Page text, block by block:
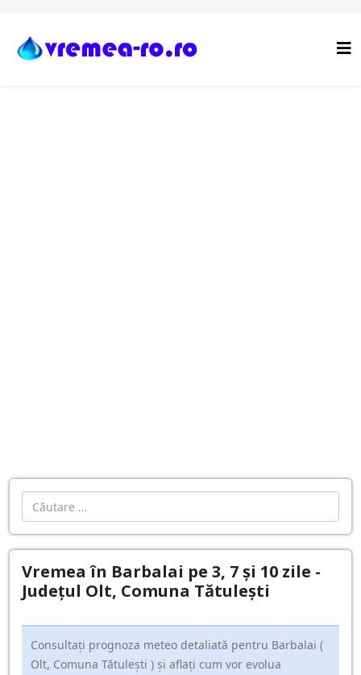
Cautare
Vremea în Barbalai pe 3, 7 și 10 zile -
Județul Olt, Comuna Tătuleşti
Consultați prognoza meteo detaliată pentru Barbalai (
Olt, Comuna Tătuleşti ) și aflați cum vor evolua